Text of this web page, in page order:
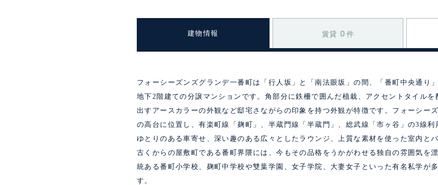
建物情報 賃貸 0 件
フォーシーズンズグランデ一番町は「行人坂」と「南法眼坂」の間、「番町中央通り
地下2階建ての分譲マンションです。角部分に鉄柵で囲んだ植栽、アクセントタイルを
出すアースカラーの外観など邸宅さながらの印象を持つ外観が特徴です。フォーシー
の高台に位置し、有楽町線「麹町」、半蔵門線「半蔵門」、総武線「市ヶ谷」の3線利
ゆとりのある車寄せ、深い趣のある広々としたラウンジ、上質な素材を使った室内と
古くからの屋敷町である番町界隈には、今もその品格をうかがわせる独自の雰囲気を
統ある番町小学校、麹町中学校や雙葉学園、女子学院、大妻女子といった有名私学が
す。